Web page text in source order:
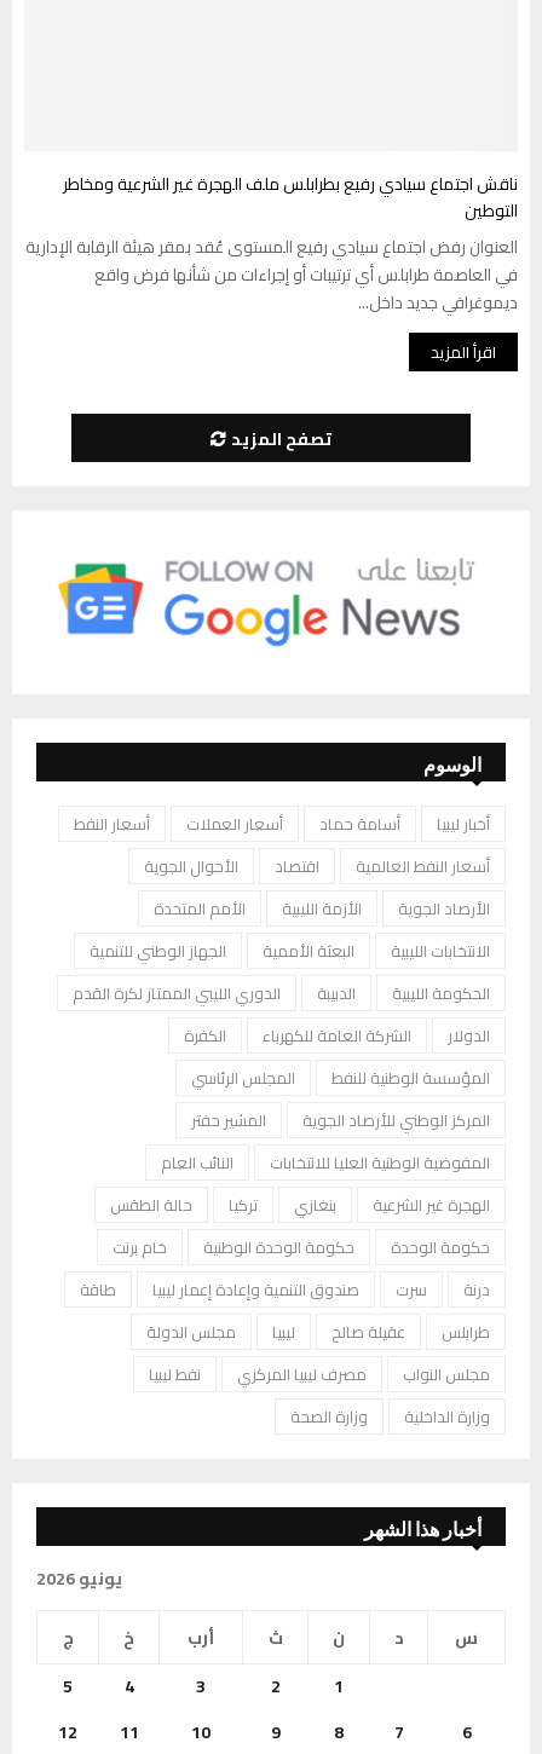
ناقش اجتماع سيادي رفيع بطرابلس ملف الهجرة غير الشرعية ومخاطر
التوطين
العنوان رفض اجتماع سيادي رفيع المستوى عُقد بمقر هيئة الرقابة الإدارية
في العاصمة طرابلس أي ترتيبات أو إجراءات من شأنها فرض واقع
ديموغرافي جديد داخل...
اقرأ المزيد
تصفح المزيد
الوسوم
أخبار ليبيا أسامة حماد أسعار العملات
أسعار النفط
أسعار النفط العالمية
اقتصاد
الأحوال الجوية
الأرصاد الجوية
الأزمة الليبية
الأمم المتحدة
الانتخابات الليبية
البعثة الأممية
الجهاز الوطني للتنمية
الحكومة الليبية
الدبيبة
الدوري الليبي الممتاز لكرة القدم
الدولار
الشركة العامة للكهرباء
الكفرة
المؤسسة الوطنية للنفط
المجلس الرئاسي
المركز الوطني للأرصاد الجوية
المشير حفتر
المفوضية الوطنية العليا للانتخابات
النائب العام
الهجرة غير الشرعية
بنغازي تركيا
حالة الطقس
حكومة الوحدة
حكومة الوحدة الوطنية
خام برنت
درنة
سرت صندوق التنمية وإعادة إعمار ليبيا
طاقة
طرابلس
عقيلة صالح ليبيا
مجلس الدولة
مجلس النواب
مصرف ليبيا المركزي
نفط ليبيا
وزارة الداخلية
وزارة الصحة
أخبار هذا الشهر
يونيو 2026
س
د ن ث أرب خ
ج
1
2
3
4
5
6
7
8
9
10
11
12